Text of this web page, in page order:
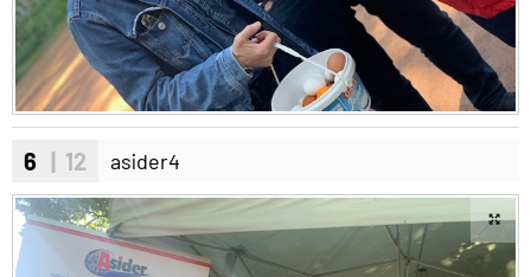
6 | 12 asider4